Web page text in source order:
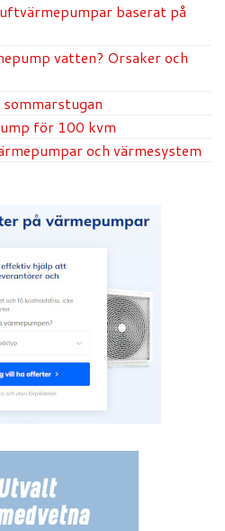
baserat på
vatten? Orsaker och
för 100 kvm
och värmesystem